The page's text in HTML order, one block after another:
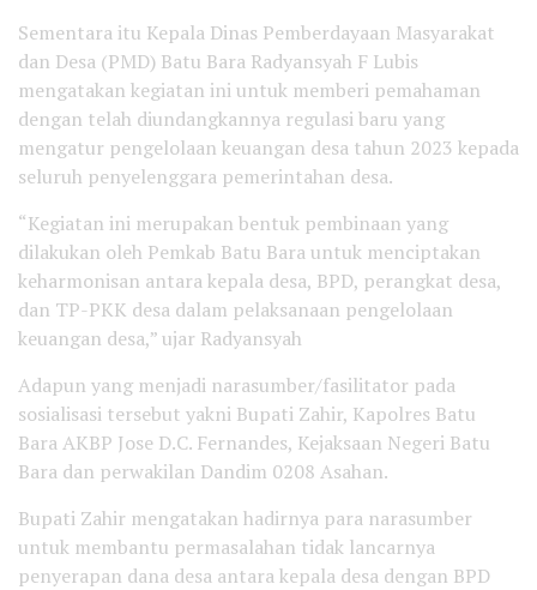
Sementara itu Kepala Dinas Pemberdayaan Masyarakat
dan Desa (PMD) Batu Bara Radyansyah F Lubis
mengatakan kegiatan ini untuk memberi pemahaman
dengan telah diundangkannya regulasi baru yang
mengatur pengelolaan keuangan desa tahun 2023 kepada
seluruh penyelenggara pemerintahan desa.
“Kegiatan ini merupakan bentuk pembinaan yang
dilakukan oleh Pemkab Batu Bara untuk menciptakan
keharmonisan antara kepala desa, BPD, perangkat desa,
dan TP-PKK desa dalam pelaksanaan pengelolaan
keuangan desa,” ujar Radyansyah
Adapun yang menjadi narasumber/fasilitator pada
sosialisasi tersebut yakni Bupati Zahir, Kapolres Batu
Bara AKBP Jose D.C. Fernandes, Kejaksaan Negeri Batu
Bara dan perwakilan Dandim 0208 Asahan.
Bupati Zahir mengatakan hadirnya para narasumber
untuk membantu permasalahan tidak lancarnya
penyerapan dana desa antara kepala desa dengan BPD